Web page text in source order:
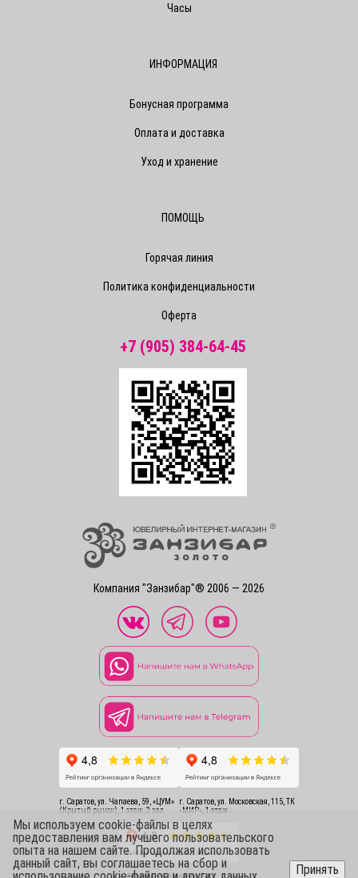
Компания "Занзибар"® 2006 — 2026
Часы
ИНФОРМАЦИЯ
Бонусная программа
Оплата и доставка
Уход и хранение
ПОМОЩЬ
Горячая линия
Политика конфиденциальности
Оферта
+7 (905) 384-64-45
г. Саратов, ул. Чапаева, 59, «ЦУМ»
(Крытый рынок), 1 этаж, 3 зал
г. Саратов, ул. Московская, 115, ТК
«МИР», 1 этаж
Мы используем cookie-файлы в целях
предоставления вам лучшего пользовательского
опыта на нашем сайте. Продолжая использовать
данный сайт, вы соглашаетесь на сбор и
Принять